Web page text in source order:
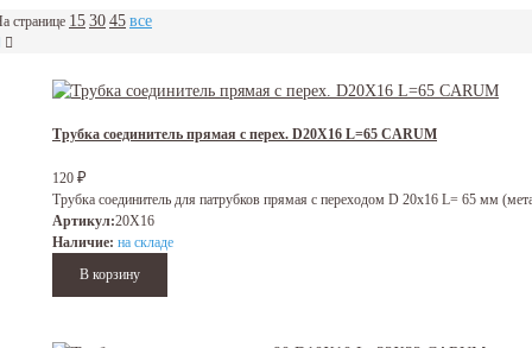
странице 153045все
Трубка соединитель прямая с перех. D20X16 L=65 CARUM
120 ₽
Трубка соединитель для патрубков прямая с переходом D 20х16 L= 65 мм
Артикул:20X16
Наличие: на складе